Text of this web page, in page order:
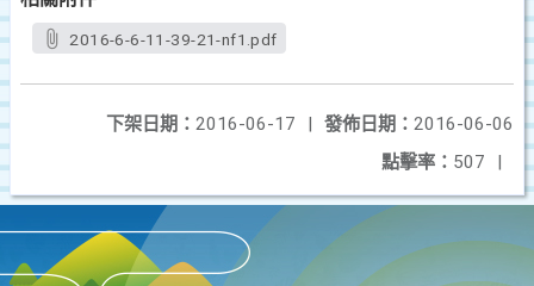
2016-6-6-11-39-21-nf1.pdf
發佈日期： 2016-06-06
下架日期： 2016-06-17
|
點擊率： 507 |